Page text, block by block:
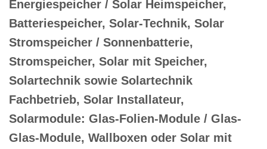
Energiespeicher / Solar Heimspeicher,
Batteriespeicher, Solar-Technik, Solar
Stromspeicher / Sonnenbatterie,
Stromspeicher, Solar mit Speicher,
Solartechnik sowie Solartechnik
Fachbetrieb, Solar Installateur,
Solarmodule: Glas-Folien-Module / Glas-
Glas-Module, Wallboxen oder Solar mit